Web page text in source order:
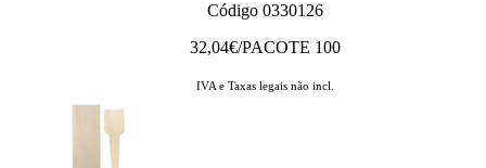
Código 0330126
32,04€/PACOTE 100
IVA e Taxas legais não incl.